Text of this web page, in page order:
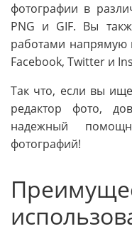
фотографии в
PNG и GIF. Вы
работами напрямую
Facebook, Twitter и
Так что, если вы
редактор фото,
надежный
фотографий!